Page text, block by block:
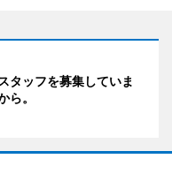
タッフを募集していま
ら。